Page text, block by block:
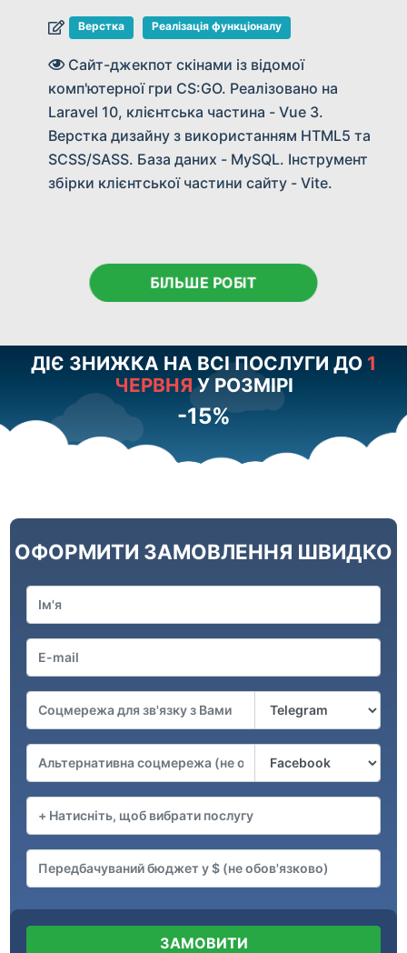
Верстка Реалізація функціоналу
Сайт для відкриття кейсів популярної
комп'ютерної гри - CS:GO. Реалізований на
Laravel 10, клієнтська частина - Vue 3 +
JQuery. Верстка з використанням HTML5 та
SCSS/SASS. База даних - MySQL. Інструмент
збірки клієнтської частини сайту - Vite.
БІЛЬШЕ РОБІТ
ДІЄ ЗНИЖКА НА ВСІ ПОСЛУГИ ДО 1
ЧЕРВНЯУ РОЗМІРІ
-15%
ОФОРМИТИ ЗАМОВЛЕННЯ ШВИДКО
ЗАМОВИТИ